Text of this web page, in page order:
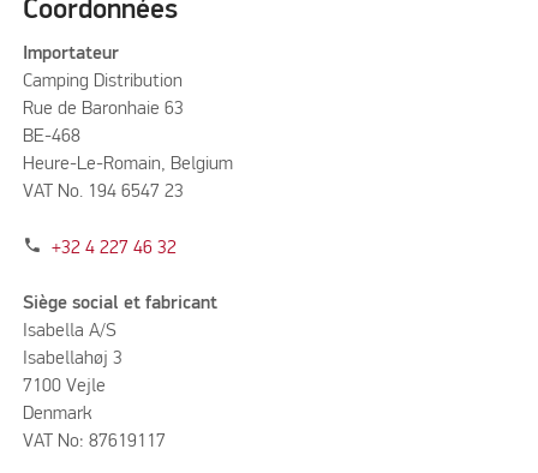
Coordonnées
Importateur
Camping Distribution
Rue de Baronhaie 63
BE-468
Heure-Le-Romain, Belgium
VAT No. 194 6547 23
phone +32 4 227 46 32
Siège social et fabricant
Isabella A/S
Isabellahøj 3
7100 Vejle
Denmark
VAT No: 87619117